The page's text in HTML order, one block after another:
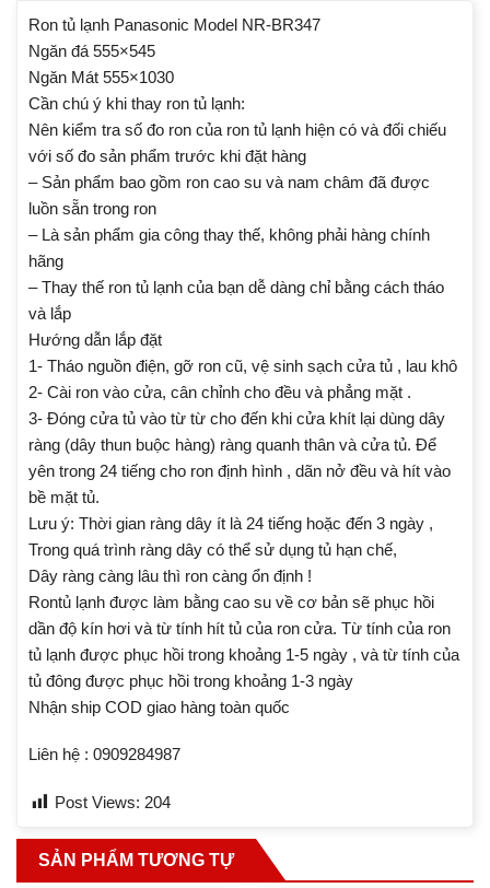
Ron tủ lạnh Panasonic Model NR-BR347
Ngăn đá 555×545
Ngăn Mát 555×1030
Cần chú ý khi thay ron tủ lạnh:
Nên kiểm tra số đo ron của ron tủ lạnh hiện có và đối chiếu
với số đo sản phẩm trước khi đặt hàng
– Sản phẩm bao gồm ron cao su và nam châm đã được
luồn sẵn trong ron
– Là sản phẩm gia công thay thế, không phải hàng chính
hãng
– Thay thế ron tủ lạnh của bạn dễ dàng chỉ bằng cách tháo
và lắp
Hướng dẫn lắp đặt
1- Tháo nguồn điện, gỡ ron cũ, vệ sinh sạch cửa tủ , lau khô
2- Cài ron vào cửa, cân chỉnh cho đều và phẳng mặt .
3- Đóng cửa tủ vào từ từ cho đến khi cửa khít lại dùng dây
ràng (dây thun buộc hàng) ràng quanh thân và cửa tủ. Để
yên trong 24 tiếng cho ron định hình , dãn nở đều và hít vào
bề mặt tủ.
Lưu ý: Thời gian ràng dây ít là 24 tiếng hoặc đến 3 ngày ,
Trong quá trình ràng dây có thể sử dụng tủ hạn chế,
Dây ràng càng lâu thì ron càng ổn định !
Rontủ lạnh được làm bằng cao su về cơ bản sẽ phục hồi
dần độ kín hơi và từ tính hít tủ của ron cửa. Từ tính của ron
tủ lạnh được phục hồi trong khoảng 1-5 ngày , và từ tính của
tủ đông được phục hồi trong khoảng 1-3 ngày
Nhận ship COD giao hàng toàn quốc
Liên hệ : 0909284987
Post Views: 204
SẢN PHẨM TƯƠNG TỰ